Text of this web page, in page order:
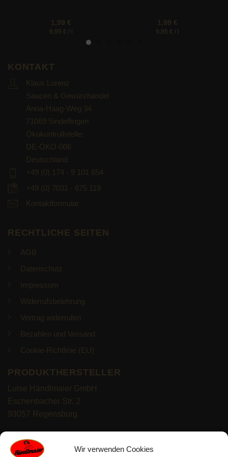
Wir verwenden Cookies
1,99 €
9,95 € /
1,99 €
9,95 € /
KONTAKT
Klaus Lorenz
Saucen & Gewürzhandel
Anna-Haag-Weg 34
71069 Sindelfingen
Ökokontrollstelle:
DE-ÖKO-006
Deutschland
+49 (0) 174 - 9 101 854
+49 (0) 7031 - 675 119
Kontaktformular
RECHTLICHE SEITEN
AGB
Datenschutz
Impressum
Widerrufsbelehrung
Vertrag widerrufen
Bezahlen und Versand
Cookie-Richtlinie (EU)
PRODUKTHERSTELLER
Luise Händlmaier GmbH
Eschenbacher Str. 2
93057 Regensburg
https://haendlmaier.de/